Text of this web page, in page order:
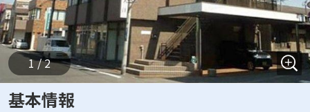
1 / 2
基本情報